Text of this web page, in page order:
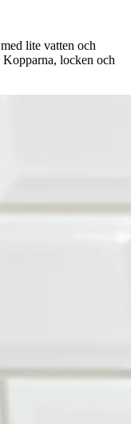
lite vatten och
locken och